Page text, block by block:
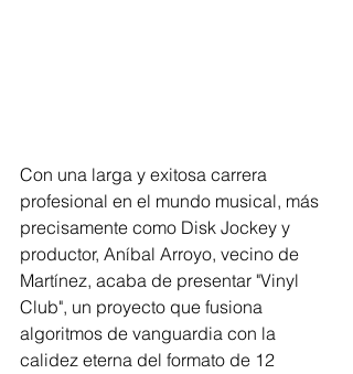
Con una larga y exitosa carrera
profesional en el mundo musical, más
precisamente como Disk Jockey y
productor, Aníbal Arroyo, vecino de
Martínez, acaba de presentar "Vinyl
Club", un proyecto que fusiona
algoritmos de vanguardia con la
calidez eterna del formato de 12